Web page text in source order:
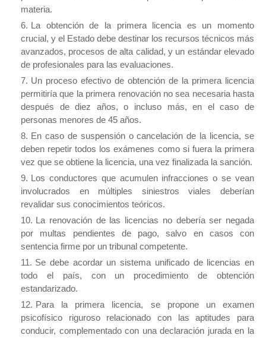
materia.
La obtención de la primera licencia es un momento
crucial, y el Estado debe destinar los recursos técnicos más
avanzados, procesos de alta calidad, y un estándar elevado
de profesionales para las evaluaciones.
Un proceso efectivo de obtención de la primera licencia
permitiría que la primera renovación no sea necesaria hasta
después de diez años, o incluso más, en el caso de
personas menores de 45 años.
En caso de suspensión o cancelación de la licencia, se
deben repetir todos los exámenes como si fuera la primera
vez que se obtiene la licencia, una vez finalizada la sanción.
Los conductores que acumulen infracciones o se vean
involucrados en múltiples siniestros viales deberían
revalidar sus conocimientos teóricos.
La renovación de las licencias no debería ser negada
por multas pendientes de pago, salvo en casos con
sentencia firme por un tribunal competente.
Se debe acordar un sistema unificado de licencias en
todo el país, con un procedimiento de obtención
estandarizado.
Para la primera licencia, se propone un examen
psicofísico riguroso relacionado con las aptitudes para
conducir, complementado con una declaración jurada en la